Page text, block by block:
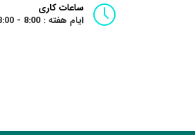
ساعات کاری
ایام هفته : 8:00 - 18:00